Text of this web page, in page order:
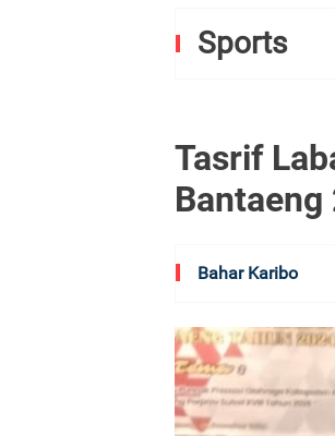
Sports
Tasrif
Bahar Karibo